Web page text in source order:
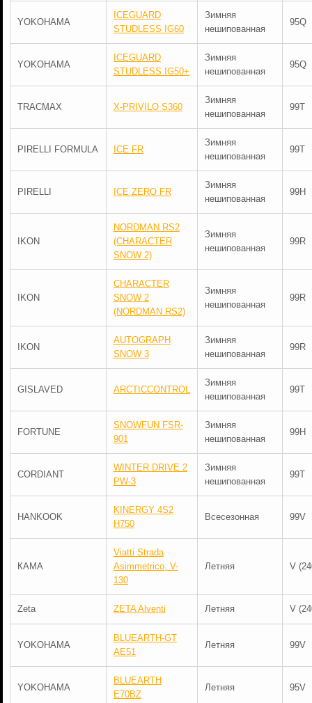
YOKOHAMA
ICEGUARD
STUDLESS IG60
Зимняя
нешипованная
95Q
YOKOHAMA
ICEGUARD
STUDLESS IG50+
Зимняя
нешипованная
95Q
TRACMAX X-PRIVILO S360
Зимняя
нешипованная
99T
PIRELLI FORMULA ICE FR
Зимняя
нешипованная
99T
PIRELLI ICE ZERO FR
Зимняя
нешипованная
99H
IKON
NORDMAN RS2
(CHARACTER
SNOW 2)
Зимняя
нешипованная
99R
IKON
CHARACTER
SNOW 2
(NORDMAN RS2)
Зимняя
нешипованная
99R
IKON
AUTOGRAPH
SNOW 3
Зимняя
нешипованная
99R
GISLAVED ARCTICCONTROL
Зимняя
нешипованная
99T
FORTUNE
SNOWFUN FSR-
901
Зимняя
нешипованная
99H
CORDIANT
WINTER DRIVE 2
PW-3
Зимняя
нешипованная
99T
HANKOOK
KINERGY 4S2
H750
Всесезонная 99V
КАМА
Viatti Strada
Asimmetrico, V-
130
Летняя V
Zeta ZETA Alventi Летняя V
YOKOHAMA
BLUEARTH-GT
AE51
Летняя 99V
YOKOHAMA
BLUEARTH
E70BZ
Летняя 95V